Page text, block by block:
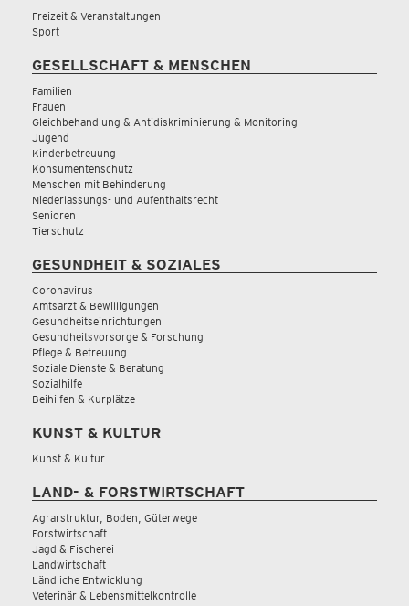
Freizeit & Veranstaltungen
Sport
GESELLSCHAFT & MENSCHEN
Familien
Frauen
Gleichbehandlung & Antidiskriminierung & Monitoring
Jugend
Kinderbetreuung
Konsumentenschutz
Menschen mit Behinderung
Niederlassungs- und Aufenthaltsrecht
Senioren
Tierschutz
GESUNDHEIT & SOZIALES
Coronavirus
Amtsarzt & Bewilligungen
Gesundheitseinrichtungen
Gesundheitsvorsorge & Forschung
Pflege & Betreuung
Soziale Dienste & Beratung
Sozialhilfe
Beihilfen & Kurplätze
KUNST & KULTUR
Kunst & Kultur
LAND- & FORSTWIRTSCHAFT
Agrarstruktur, Boden, Güterwege
Forstwirtschaft
Jagd & Fischerei
Landwirtschaft
Ländliche Entwicklung
Veterinär & Lebensmittelkontrolle